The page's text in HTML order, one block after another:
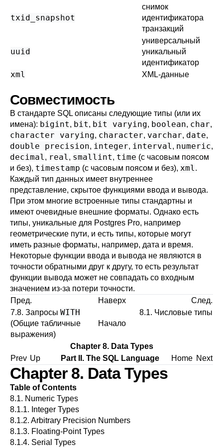
txid_snapshot
снимок
идентификатора
транзакций
uuid
универсальный
уникальный
идентификатор
xml XML-данные
Совместимость
В стандарте SQL описаны следующие типы (или их
имена): bigint, bit, bit varying, boolean, char,
character varying, character, varchar, date,
double precision, integer, interval, numeric,
decimal, real, smallint, time (с часовым поясом
и без), timestamp (с часовым поясом и без), xml.
Каждый тип данных имеет внутреннее
представление, скрытое функциями ввода и вывода.
При этом многие встроенные типы стандартны и
имеют очевидные внешние форматы. Однако есть
типы, уникальные для Postgres Pro, например
геометрические пути, и есть типы, которые могут
иметь разные форматы, например, дата и время.
Некоторые функции ввода и вывода не являются в
точности обратными друг к другу, то есть результат
функции вывода может не совпадать со входным
значением из-за потери точности.
Пред.
Наверх
След.
7.8. Запросы WITH
(Общие табличные
выражения)
Начало
8.1. Числовые типы
Chapter 8. Data Types
Prev Up Part II. The SQL Language Home Next
Chapter 8. Data Types
Table of Contents
8.1. Numeric Types
8.1.1. Integer Types
8.1.2. Arbitrary Precision Numbers
8.1.3. Floating-Point Types
8.1.4. Serial Types